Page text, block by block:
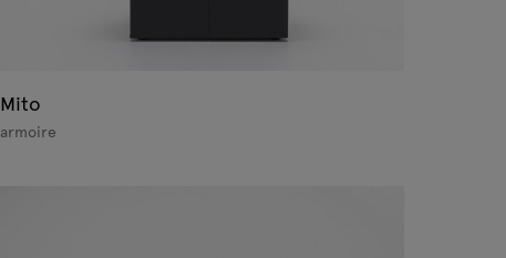
Mito
armoire